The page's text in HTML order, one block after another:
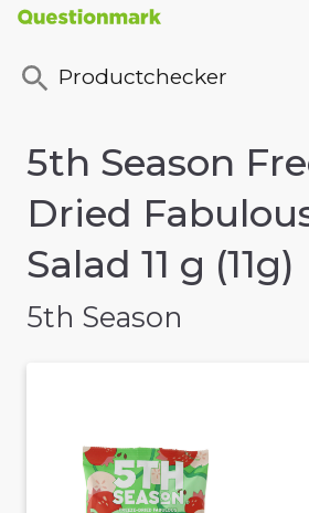
Productchecker
5th Season
Dried
Salad 11 g (11g)
5th Season